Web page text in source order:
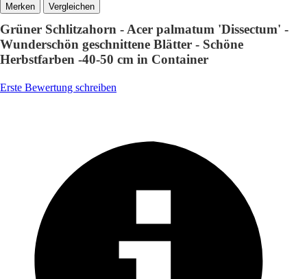
Vergleichen
Grüner Schlitzahorn - Acer palmatum 'Dissectum' -
Wunderschön geschnittene Blätter - Schöne
Herbstfarben -40-50 cm in Container
Erste Bewertung schreiben